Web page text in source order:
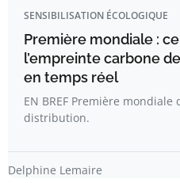
SENSIBILISATION ÉCOLOGIQUE
Première mondiale :
l’empreinte carbone
en temps réel
EN BREF Première
distribution.
Delphine Lemaire